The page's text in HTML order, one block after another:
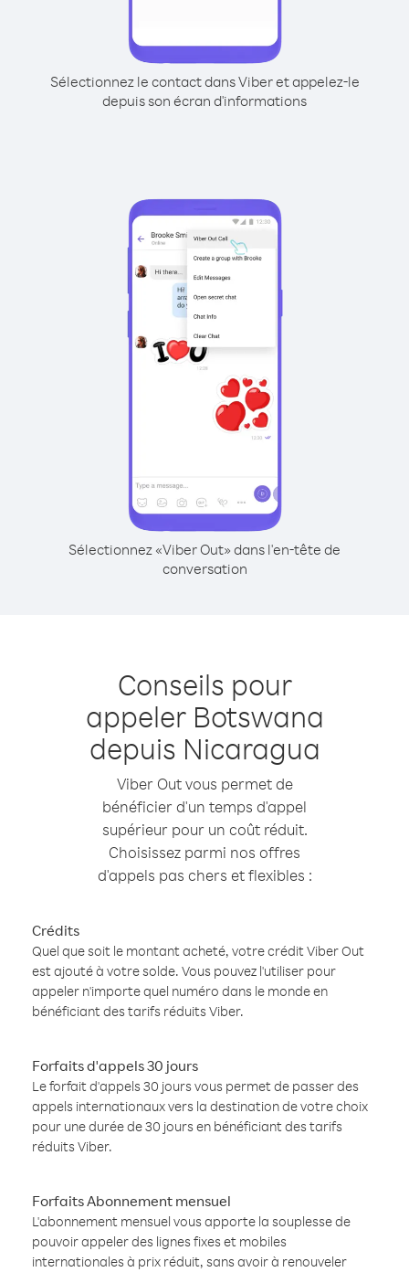
Sélectionnez le contact dans Viber et appelez-le
depuis son écran d'informations
Sélectionnez «Viber Out» dans l'en-tête de
conversation
Conseils pour
appeler Botswana
depuis Nicaragua
Viber Out vous permet de
bénéficier d'un temps d'appel
supérieur pour un coût réduit.
Choisissez parmi nos offres
d'appels pas chers et flexibles :
Crédits
Quel que soit le montant acheté, votre crédit Viber Out
est ajouté à votre solde. Vous pouvez l'utiliser pour
appeler n'importe quel numéro dans le monde en
bénéficiant des tarifs réduits Viber.
Forfaits d'appels 30 jours
Le forfait d'appels 30 jours vous permet de passer des
appels internationaux vers la destination de votre choix
pour une durée de 30 jours en bénéficiant des tarifs
réduits Viber.
Forfaits Abonnement mensuel
L'abonnement mensuel vous apporte la souplesse de
pouvoir appeler des lignes fixes et mobiles
internationales à prix réduit, sans avoir à renouveler